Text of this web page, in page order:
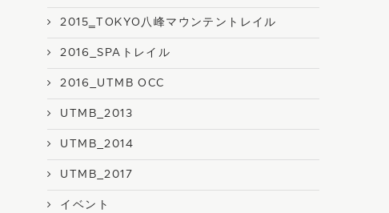
2015‗TOKYO八峰マウンテントレイル
2016_SPAトレイル
2016_UTMB OCC
UTMB_2013
UTMB_2014
UTMB_2017
イベント